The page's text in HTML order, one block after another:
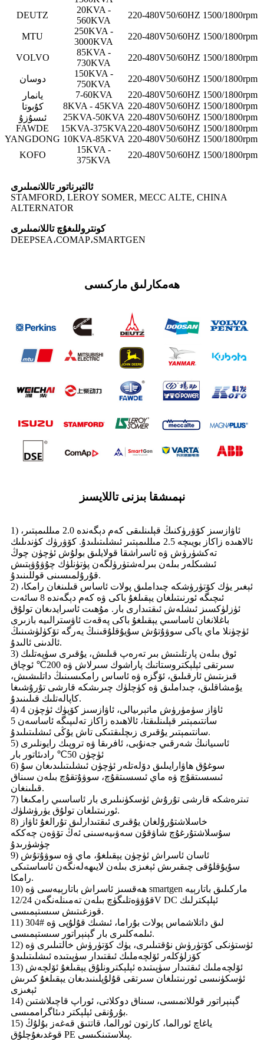
DEUTZ
20KVA -
560KVA
220-480V50/60HZ 1500/1800rpm
MTU
250KVA -
3000KVA
220-480V50/60HZ 1500/1800rpm
VOLVO
85KVA -
730KVA
220-480V50/60HZ 1500/1800rpm
دوسان
150KVA -
750KVA
220-480V50/60HZ 1500/1800rpm
يانمار
7-60KVA 220-480V50/60HZ 1500/1800rpm
كۇبوتا
8KVA - 45KVA 220-480V50/60HZ 1500/1800rpm
ئىسۇزۇ
25KVA-50KVA 220-480V50/60HZ 1500/1800rpm
FAWDE
15KVA-375KVA 220-480V50/60HZ 1500/1800rpm
YANGDONG 10KVA-85KVA 220-480V50/60HZ 1500/1800rpm
KOFO
15KVA -
375KVA
220-480V50/60HZ 1500/1800rpm
ئالتېرناتور تاللانمىلىرى
STAMFORD, LEROY SOMER, MECC ALTE, CHINA
ALTERNATOR
كونتروللىغۇچ تاللانمىلىرى
DEEPSEA،COMAP،SMARTGEN
ھەمكارلىق ماركىسى
نېمىشقا بىزنى تاللايسىز
1) ئاۋازسىز كۆۋرۈكنىڭ قېلىنلىقى كەم دېگەندە 2.0 مىللىمېتىر،
ئالاھىدە زاكاز بويىچە 2.5 مىللىمېتىر ئىشلىتىلىدۇ. كۆۋرۈك كۈندىلىك
تەكشۈرۈش ۋە ئاسراشقا قولايلىق بولۇش ئۈچۈن چوڭ
ئىشىكلەر بىلەن بىرلەشتۈرۈلگەن پۈتۈنلۈك چۇۋۇۋېتىش
قۇرۇلمىسىنى قوللىنىدۇ.
2) ئېغىر يۈك كۆتۈرۈشكە چىداملىق پولات ئاساس قىلىنغان رامكا،
ئىچىگە ئورنىتىلغان يېقىلغۇ باكى ۋە كەم دېگەندە 8 سائەت
ئۈزلۈكسىز ئىشلەش ئىقتىدارى بار. مۇھىت ئاسرايدىغان تولۇق
باغلانغان ئاساسىي يېقىلغۇ باكى پەقەت ئاۋسترالىيە بازىرى
ئۈچۈنلا ماي ياكى سوۋۇتۇش سۇيۇقلۇقىنىڭ يەرگە تۆكۈلۈشىنىڭ
ئالدىنى ئالىدۇ.
3) ئوق بىلەن پارتلىتىش بىر تەرەپ قىلىش، يۇقىرى سۈپەتلىك
سىرتقى ئېلېكتروستاتىك پاراشوك سىرلاش ۋە 200℃ ئوچاق
قىزىتىش ئارقىلىق، ئۆگزە ۋە ئاساس رامكىسىنىڭ داتلىشىش،
يۇمشاقلىق، چىداملىق ۋە كۈچلۈك چىرىشكە قارشى تۇرۇشىغا
كاپالەتلىك قىلىنىدۇ.
4) ئاۋاز سۈمۈرۈش ماتېرىيالى، ئاۋازسىز كۆپۈك ئۈچۈن 4
سانتىمېتىر قېلىنلىقتا، ئالاھىدە زاكاز تەلىپىگە ئاساسەن 5
سانتىمېتىر يۇقىرى زىچلىقتىكى تاش يۇڭى ئىشلىتىلىدۇ.
5) ئاسىيانىڭ شەرقىي جەنۇبى، ئافرىقا ۋە تروپىك رايونلىرى
ئۈچۈن 50℃ رادىئاتور بار
6) سوغۇق ھاۋارايىلىق دۆلەتلەر ئۈچۈن ئىشلىتىلىدىغان سۇ
ئىسسىتقۇچ ۋە ماي ​​ئىسسىتقۇچ، سوۋۇتقۇچ بىلەن سىناق
قىلىنغان.
7) تىترەشكە قارشى تۇرۇش ئۈسكۈنىلىرى بار ئاساسىي رامكىغا
ئورنىتىلغان تولۇق يۈرۈشلۈك.
8) خاسلاشتۇرۇلغان يۇقىرى ئىقتىدارلىق تۇرالغۇ ئاۋاز
سۇسلاشتۇرغۇچ شاۋقۇن سەۋىيەسىنى ئەڭ تۆۋەن چەككە
چۈشۈرىدۇ
9) ئاسان ئاسراش ئۈچۈن يېقىلغۇ، ماي ۋە سوۋۇتۇش
سۇيۇقلۇقى چىقىرىش ئېغىزى بىلەن لايىھەلەنگەن ئاساستىكى
رامكا.
10) ھەقسىز ئاسراش باتارېيەسى ۋە smartgen ماركىلىق باتارېيە
قۇۋۋەتلىگۈچ بىلەن تەمىنلەنگەن 12/24V DC ئېلېكترلىك
قوزغىتىش سىستېمىسى.
11) 304# لىق داتلاشماس پولات بۇراما، ئىشىك قۇلۇپى ۋە
ئىلمەكلىرى بار گېنېراتور سىستېمىسى.
12) ئۈستۈنكى كۆتۈرۈش نۇقتىلىرى، يۈك كۆتۈرۈش خالتىلىرى ۋە
كۆزلۈكلەر ئۆلچەملىك ئىقتىدار سۈپىتىدە ئىشلىتىلىدۇ
13) ئۆلچەملىك ئىقتىدار سۈپىتىدە ئېلېكترونلۇق يېقىلغۇ ئۆلچەش
ئۈسكۈنىسى ئورنىتىلغان سىرتقى قۇلۇپلىنىدىغان يېقىلغۇ كىرىش
ئېغىزى
14) گېنېراتور قوللانمىسى، سىناق دوكلاتى، ئوراپ قاچىلاشتىن
بۇرۇنقى ئېلېكتر دىئاگراممىسى.
15) ياغاچ ئورالما، كارتون ئورالما، قاتتىق قەغەز بۇلۇڭ
قوغدىغۇچلۇق PE پىلاستىنكىسى.